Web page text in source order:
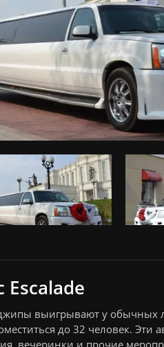
Escalade
выигрывают у обычных
до 32 человек. Эти